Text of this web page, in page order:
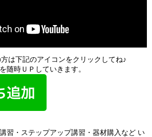
は下記のアイコンをクリックしてね♪
随時ＵＰしていきます。
習・ステップアップ講習・器材購入など い